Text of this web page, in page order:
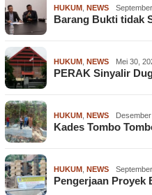
HUKUM NEWS
Barang Bukti tidak
HUKUM NEWS Mei 30,
PERAK Sinyalir
HUKUM NEWS
Kades Tombo
HUKUM NEWS
Pengerjaan